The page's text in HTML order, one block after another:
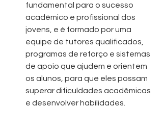
fundamental para o sucesso
acadêmico e profissional dos
jovens, e é formado por uma
equipe de tutores qualificados,
programas de reforço e sistemas
de apoio que ajudem e orientem
os alunos, para que eles possam
superar dificuldades acadêmicas
e desenvolver habilidades.